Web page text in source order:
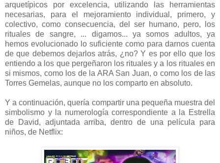
arquetípicos por excelencia, utilizando las herramientas
necesarias, para el mejoramiento individual, primero, y
colectivo, como consecuencia, del ser humano, pero, los
rituales de sangre, ... digamos... ya somos adultos, ya
hemos evolucionado lo suficiente como para darnos cuenta
de que debemos dejarlos atrás, ¿no? Y es por ello que los
entiendo a los que pergeñaron los rituales y a los rituales en
si mismos, como los de la ARA San Juan, o como los de las
Torres Gemelas, aunque no los comparto en absoluto.
Y a continuación, quería compartir una pequeña muestra del
simbolismo y la numerología correspondiente a la Estrella
de David, adjuntada arriba, dentro de una película para
niños, de Netflix: